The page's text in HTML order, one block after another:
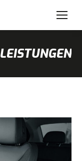
LEISTUNGEN